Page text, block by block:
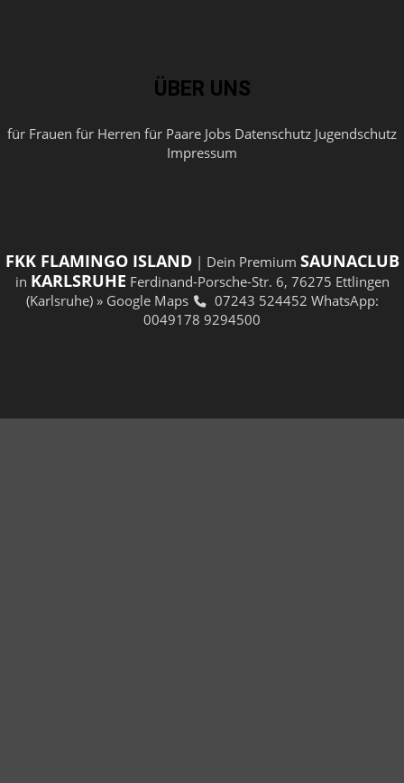
ÜBER UNS
für Frauen für Herren für Paare Jobs Datenschutz Jugendschutz
Impressum
FKK FLAMINGO ISLAND| Dein Premium SAUNACLUB
in KARLSRUHE Ferdinand-Porsche-Str. 6, 76275 Ettlingen
(Karlsruhe) » Google Maps 07243 524452 WhatsApp:
0049178 9294500